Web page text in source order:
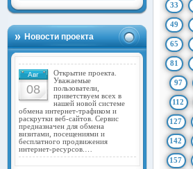
Новости проекта
Авг
08
Открытие проекта.
Уважаемые
пользователи,
приветствуем всех в
нашей новой системе
обмена интернет-трафиком и
раскрутки веб-сайтов. Сервис
предназначен для обмена
визитами, посещениями и
бесплатного продвижения
интернет-ресурсов.…
33
49
65
81
97
112
127
142
157